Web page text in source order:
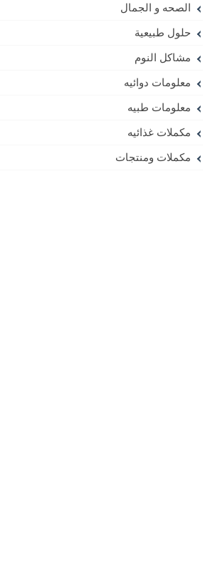
الصحه و الجمال
حلول طبيعية
مشاكل النوم
معلومات دوائيه
معلومات طبيه
مكملات غذائيه
مكملات ومنتجات